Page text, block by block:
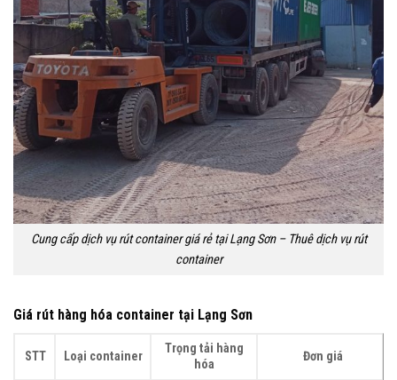
Cung cấp dịch vụ rút container giá rẻ tại Lạng Sơn – Thuê dịch vụ rút
container
Giá rút hàng hóa container tại Lạng Sơn
STT Loại container
Trọng tải hàng
hóa
Đơn giá